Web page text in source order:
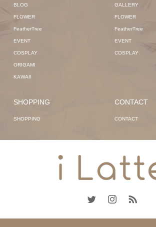
BLOG
FLOWER
FeatherTree
EVENT
COSPLAY
ORIGAMI
KAWAII
GALLERY
FLOWER
FeatherTree
EVENT
COSPLAY
SHOPPING
SHOPPING
CONTACT
CONTACT